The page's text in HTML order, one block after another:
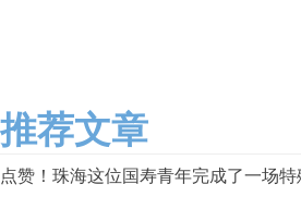
推荐文章
点赞！珠海这位国寿青年完成了一场特